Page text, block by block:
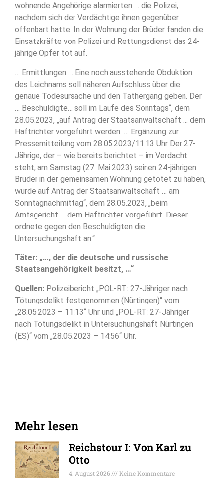
wohnende Angehörige alarmierten … die Polizei,
nachdem sich der Verdächtige ihnen gegenüber
offenbart hatte. In der Wohnung der Brüder fanden die
Einsatzkräfte von Polizei und Rettungsdienst das 24-
jährige Opfer tot auf.
… Ermittlungen … Eine noch ausstehende Obduktion
des Leichnams soll näheren Aufschluss über die
genaue Todesursache und den Tathergang geben. Der
… Beschuldigte… soll im Laufe des Sonntags“, dem
28.05.2023, „auf Antrag der Staatsanwaltschaft … dem
Haftrichter vorgeführt werden. … Ergänzung zur
Pressemitteilung vom 28.05.2023/11.13 Uhr Der 27-
Jährige, der – wie bereits berichtet – im Verdacht
steht, am Samstag (27. Mai 2023) seinen 24-jährigen
Bruder in der gemeinsamen Wohnung getötet zu haben,
wurde auf Antrag der Staatsanwaltschaft … am
Sonntagnachmittag“, dem 28.05.2023, „beim
Amtsgericht … dem Haftrichter vorgeführt. Dieser
ordnete gegen den Beschuldigten die
Untersuchungshaft an.“
Täter: „…, der die deutsche und russische
Staatsangehörigkeit besitzt, …“
Quellen: Polizeibericht „POL-RT: 27-Jähriger nach
Tötungsdelikt festgenommen (Nürtingen)“ vom
„28.05.2023 – 11:13“ Uhr und „POL-RT: 27-Jähriger
nach Tötungsdelikt in Untersuchungshaft Nürtingen
(ES)“ vom „28.05.2023 – 14:56“ Uhr.
Mehr lesen
Reichstour I: Von Karl zu
Otto
4. August 2026
Keine Kommentare